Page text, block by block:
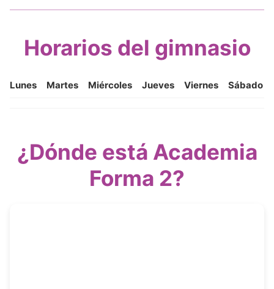
Horarios del gimnasio
Lunes Martes Miércoles Jueves Viernes Sábado
¿Dónde está Academia
Forma 2?